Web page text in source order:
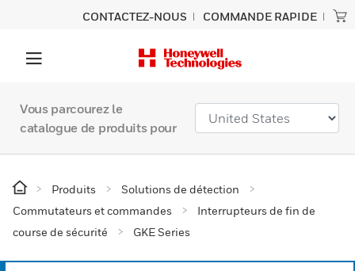
CONTACTEZ-NOUS COMMANDE RAPIDE
Vous parcourez le
catalogue de produits pour
Produits
Solutions de détection
Commutateurs et commandes
Interrupteurs de fin de
course de sécurité
GKE Series